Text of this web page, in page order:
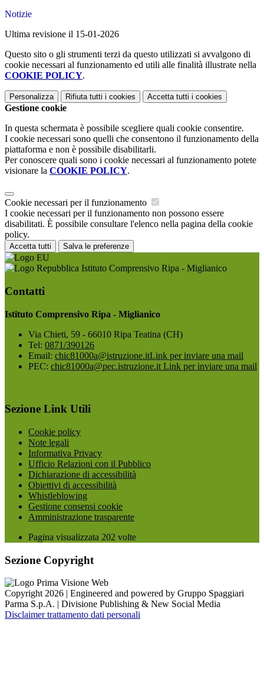
Notizie
Ultima revisione il 15-01-2026
Questo sito o gli strumenti terzi da questo utilizzati si avvalgono di
cookie necessari al funzionamento ed utili alle finalità illustrate nella
COOKIE POLICY.
Personalizza Rifiuta tutti i cookies Accetta tutti i cookies
Gestione cookie
In questa schermata è possibile scegliere quali cookie consentire.
I cookie necessari sono quelli che consentono il funzionamento della
piattaforma e non è possibile disabilitarli.
Per conoscere quali sono i cookie necessari al funzionamento potete
visionare la COOKIE POLICY.
Cookie necessari per il funzionamento
I cookie necessari per il funzionamento non possono essere
disabilitati. È possibile consultare l'elenco nella pagina della cookie
policy.
Accetta tutti Salva le preferenze
Istituto Comprensivo Ripa - Miglianico
Contatti
Istituto Comprensivo Ripa - Miglianico
Via Chieti, 59 - 66010 Ripa Teatina (CH)
Tel: 0871/390126
Email: chic81000a@istruzione.itLink per inviare una mail
PEC: chic81000a@pec.istruzione.it Link per inviare una mail
Sezione Link Utili
Cookie policy
Note legali
Informativa Privacy
Ufficio Relazioni con il Pubblico
Dichiarazione di accessibilità
Obiettivi di accessibilità
Whistleblowing
Gestione consensi cookie
Amministrazione trasparente
Pagina visualizzata 202 volte
Sezione Copyright
Copyright 2026 | Engineered and powered by Gruppo Spaggiari
Parma S.p.A. | Divisione Publishing & New Social Media
Disclaimer trattamento dati personali